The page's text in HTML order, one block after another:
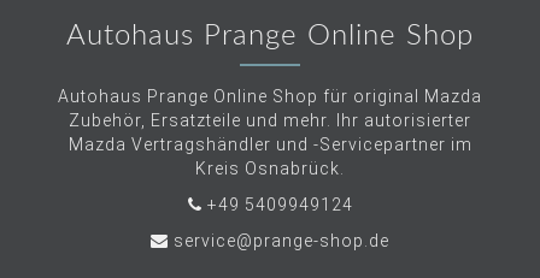
Autohaus Prange Online Shop
Autohaus Prange Online Shop für original Mazda
Zubehör, Ersatzteile und mehr. Ihr autorisierter
Mazda Vertragshändler und -Servicepartner im
Kreis Osnabrück.
+49 5409949124
service@prange-shop.de